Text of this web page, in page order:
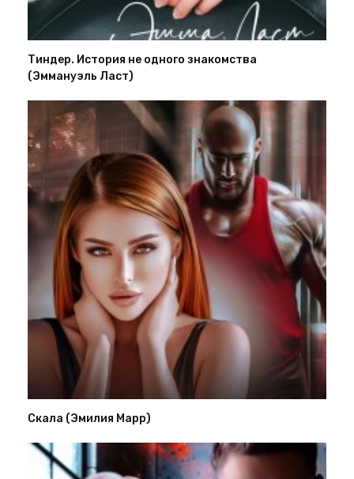
Тиндер. История не одного знакомства
(Эммануэль Ласт)
Скала (Эмилия Марр)